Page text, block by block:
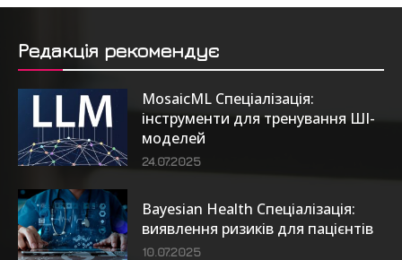
Редакція рекомендує
MosaicML Спеціалізація:
інструменти для тренування ШІ-
моделей
24.07.2025
Bayesian Health Спеціалізація:
виявлення ризиків для пацієнтів
10.07.2025